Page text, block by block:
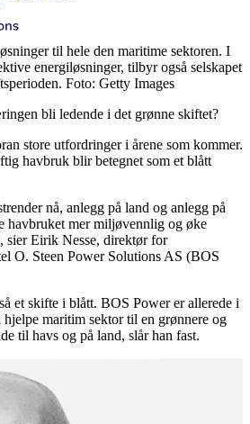
til hele den maritime sektoren. I
energiløsninger, tilbyr også selskapet
Foto: Getty Images
bli ledende i det grønne skiftet?
store utfordringer i årene som kommer.
havbruk blir betegnet som et blått
nå, anlegg på land og anlegg på
havbruket mer miljøvennlig og øke
sier Eirik Nesse, direktør for
O. Steen Power Solutions AS (BOS
et skifte i blått. BOS Power er allerede i
hjelpe maritim sektor til en grønnere og
til havs og på land, slår han fast.